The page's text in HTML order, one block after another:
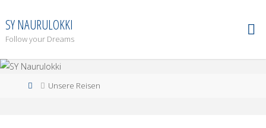
Inhalt
springen
SY NAURULOKKI
Follow your Dreams
StartUnsere Reisen